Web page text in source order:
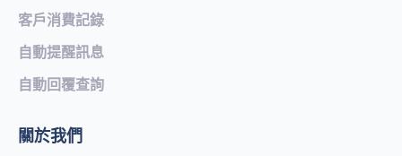
客戶消費記錄
自動提醒訊息
自動回覆查詢
關於我們